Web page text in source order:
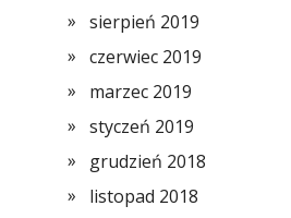
sierpień 2019
czerwiec 2019
marzec 2019
styczeń 2019
grudzień 2018
listopad 2018